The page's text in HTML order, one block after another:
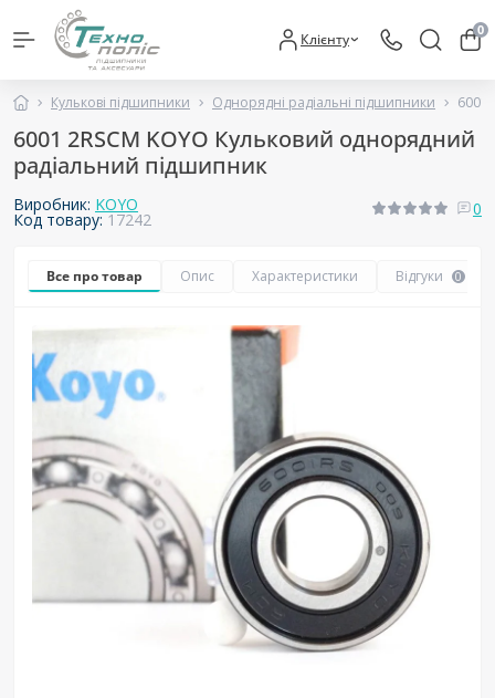
Клієнту 0
Кулькові підшипники Однорядні радіальні підшипники 6001
6001 2RSCM KOYO Кульковий однорядний
радіальний підшипник
Виробник: KOYO
Код товару:17242
0
Все про товар Опис Характеристики Відгуки 0